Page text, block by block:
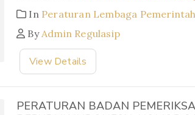
In Peraturan Lembaga
ByAdmin Regulasip
View Details
PERATURAN BADAN